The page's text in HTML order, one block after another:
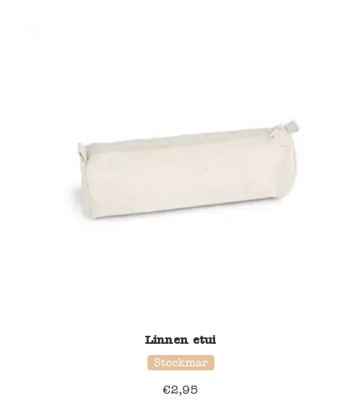
Linnen etui
Stockmar
€2,95